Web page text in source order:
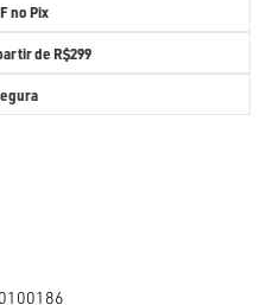
no Pix
de R$299